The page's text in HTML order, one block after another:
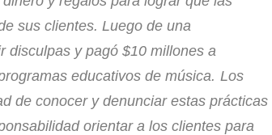
sus clientes. Luego de una
disculpas y pagó $10 millones a
educativos de música. Los
de conocer y denunciar estas prácticas
orientar a los clientes para